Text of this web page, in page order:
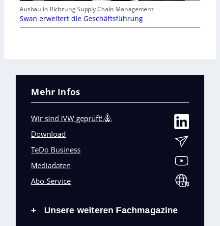
Ausbau in Richtung Supply Chain Management
Swan erweitert die Geschäftsführung
Mehr Infos
Wir sind IVW geprüft!
Download
TeDo Business
Mediadaten
Abo-Service
+ Unsere weiteren Fachmagazine